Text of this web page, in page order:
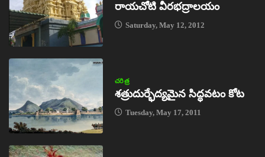
రాయచోటి వీరభద్రాలయం
Saturday, May 12, 2012
చరిత్ర
శత్రుదుర్భేద్యమైన సిద్ధవటం కోట
Tuesday, May 17, 2011